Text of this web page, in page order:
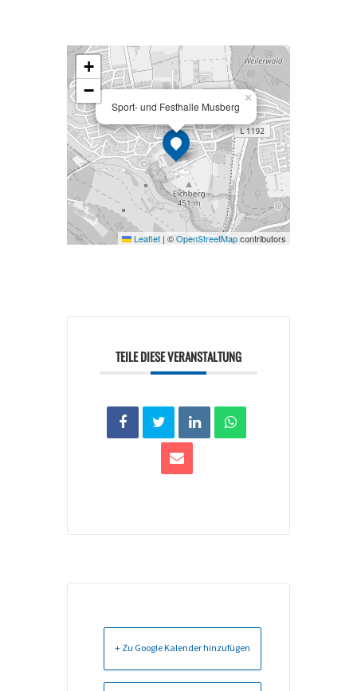
Sport- und Festhalle Musberg
×
+
−
Leaflet | ©OpenStreetMapcontributors
TEILE DIESE VERANSTALTUNG
+ Zu Google Kalender hinzufügen